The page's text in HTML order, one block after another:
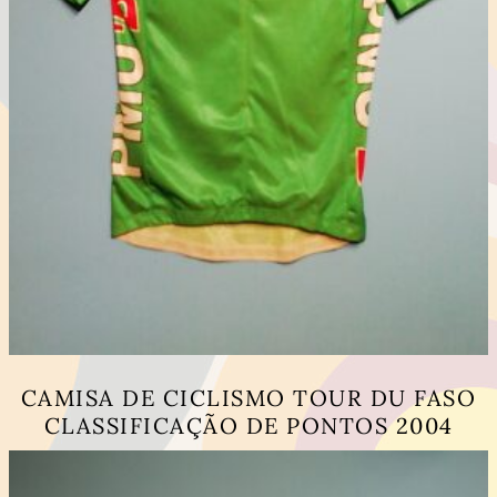
CAMISA DE CICLISMO TOUR DU FASO
CLASSIFICAÇÃO DE PONTOS 2004